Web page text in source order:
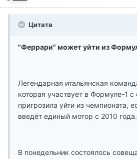
Цитата
"Феррари" может уйти из
Легендарная итальянская
которая участвует в Формуле-1 с
пригрозила уйти из чемпионата,
введёт единый мотор с 2010 года.
В понедельник состоялось